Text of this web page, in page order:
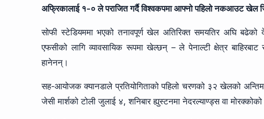
अफ्रिकालाई १-० ले पराजित गर्दै विश्वकपमा आफ्नो पहिलो नकआउट खेल
सोफी स्टेडियममा भएको तनावपूर्ण खेल अतिरिक्त समयतिर अघि
एफसीको लागि व्यावसायिक रूपमा खेल्छन् – ले पेनाल्टी क्षेत्र
हानेनन्।
सह-आयोजक क्यानडाले प्रतियोगिताको पहिलो चरणको ३२ खेलको अन्तिम
जेसी मार्शको टोली जुलाई ४, शनिबार ह्युस्टनमा नेदरल्याण्ड्स वा मोरक्कोको